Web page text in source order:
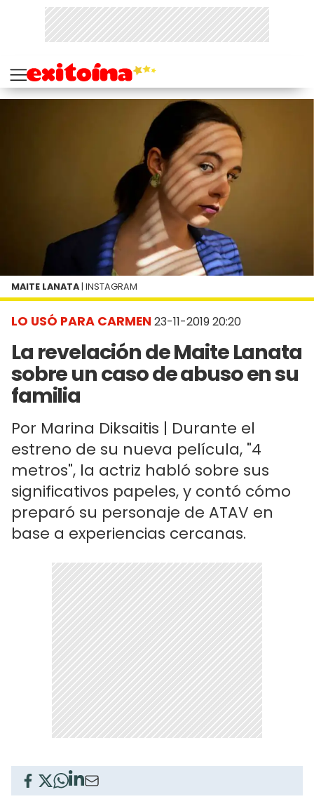
LO USÓ PARA CARMEN 23-11-2019 20:20
La revelación de Maite Lanata
sobre un caso de abuso en su
familia
Por Marina Diksaitis | Durante el
estreno de su nueva película, "4
metros", la actriz habló sobre sus
significativos papeles, y contó cómo
preparó su personaje de ATAV en
base a experiencias cercanas.
MAITE LANATA | INSTAGRAM